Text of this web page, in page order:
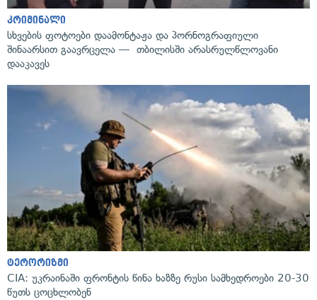
კრიმინალი
სხვების ფოტოები დაამონტაჟა და პორნოგრაფიული
შინაარსით გაავრცელა — თბილისში არასრულწლოვანი
დააკავეს
ტერორიზმი
CIA: უკრაინაში ფრონტის წინა ხაზზე რუსი სამხედროები 20-30
წუთს ცოცხლობენ